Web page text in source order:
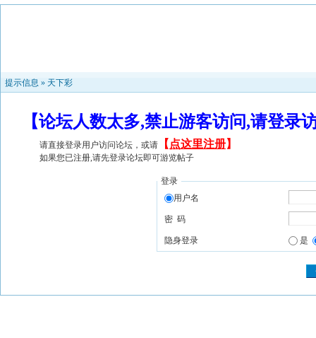
提示信息 » 天下彩
【论坛人数太多,禁止游客访问,请登
请直接登录用户访问论坛，或请 【 点这里注册】
如果您已注册,请先登录论坛即可游览帖子
登录
用户名
密 码
隐身登录 是